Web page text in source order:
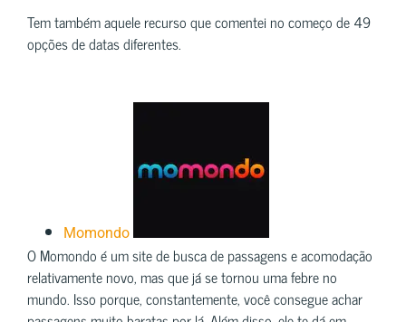
Tem também aquele recurso que comentei no começo de 49
opções de datas diferentes.
Momondo
O Momondo é um site de busca de passagens e acomodação
relativamente novo, mas que já se tornou uma febre no
mundo. Isso porque, constantemente, você consegue achar